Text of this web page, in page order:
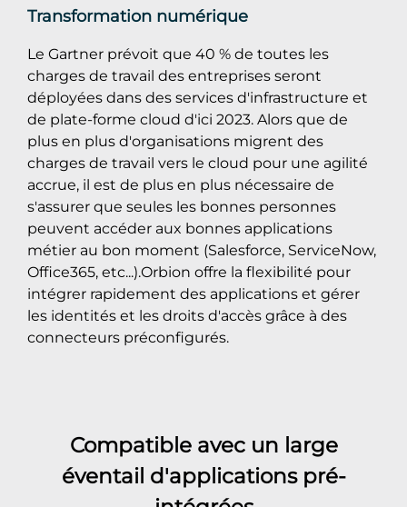
Transformation numérique
Le Gartner prévoit que 40 % de toutes les
charges de travail des entreprises seront
déployées dans des services d'infrastructure et
de plate-forme cloud d'ici 2023. Alors que de
plus en plus d'organisations migrent des
charges de travail vers le cloud pour une agilité
accrue, il est de plus en plus nécessaire de
s'assurer que seules les bonnes personnes
peuvent accéder aux bonnes applications
métier au bon moment (Salesforce, ServiceNow,
Office365, etc...).Orbion offre la flexibilité pour
intégrer rapidement des applications et gérer
les identités et les droits d'accès grâce à des
connecteurs préconfigurés.
Compatible avec un large
éventail d'applications pré-